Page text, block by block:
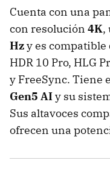
Cuenta con una
con resolución 4K,
Hzy es compatible
HDR 10 Pro, HLG
y FreeSync. Tiene
Gen5 AIy su
Sus altavoces
ofrecen una